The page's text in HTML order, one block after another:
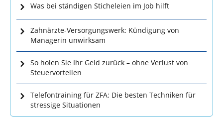
Was bei ständigen Sticheleien im Job hilft
Zahnärzte-Versorgungswerk: Kündigung von
Managerin unwirksam
So holen Sie Ihr Geld zurück – ohne Verlust von
Steuervorteilen
Telefontraining für ZFA: Die besten Techniken für
stressige Situationen